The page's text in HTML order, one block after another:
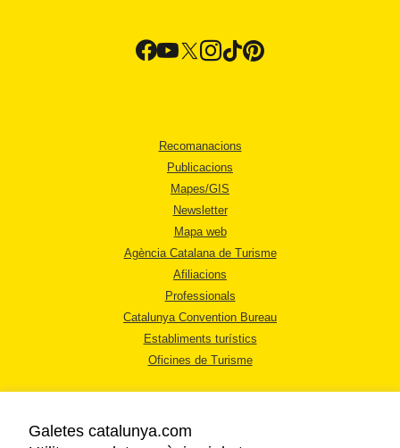
Recomanacions
Publicacions
Mapes/GIS
Newsletter
Mapa web
Agència Catalana de Turisme
Afiliacions
Professionals
Catalunya Convention Bureau
Establiments turístics
Oficines de Turisme
Galetes catalunya.com